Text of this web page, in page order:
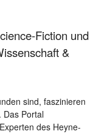
Fiction und
&
sind, faszinieren
Das Portal
des Heyne-